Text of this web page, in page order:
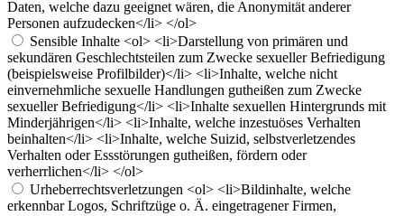
Daten, welche dazu geeignet wären, die Anonymität anderer
Personen aufzudecken</li> </ol>
Sensible Inhalte <ol> <li>Darstellung von primären und
sekundären Geschlechtsteilen zum Zwecke sexueller Befriedigung
(beispielsweise Profilbilder)</li> <li>Inhalte, welche nicht
einvernehmliche sexuelle Handlungen gutheißen zum Zwecke
sexueller Befriedigung</li> <li>Inhalte sexuellen Hintergrunds mit
Minderjährigen</li> <li>Inhalte, welche inzestuöses Verhalten
beinhalten</li> <li>Inhalte, welche Suizid, selbstverletzendes
Verhalten oder Essstörungen gutheißen, fördern oder
verherrlichen</li> </ol>
Urheberrechtsverletzungen <ol> <li>Bildinhalte, welche
erkennbar Logos, Schriftzüge o. Ä. eingetragener Firmen,